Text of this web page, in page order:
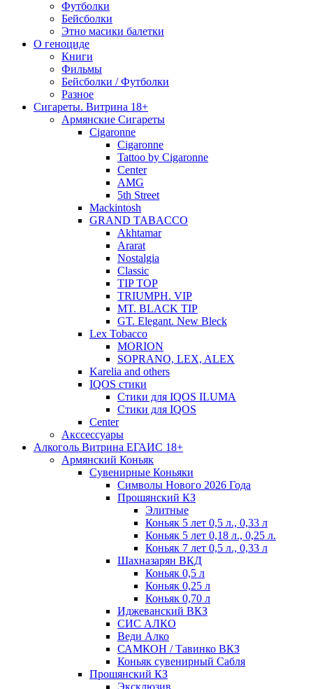
Футболки
Бейсболки
Этно масики балетки
О геноциде
Книги
Фильмы
Бейсболки / Футболки
Разное
Сигареты. Витрина 18+
Армянские Сигареты
Cigaronne
Cigaronne
Tattoo by Cigaronne
Center
AMG
5th Street
Mackintosh
GRAND TABACCO
Akhtamar
Ararat
Nostalgia
Classic
TIP TOP
TRIUMPH. VIP
MT. BLACK TIP
GT. Elegant. New Bleck
Lex Tobacco
MORION
SOPRANO, LEX, ALEX
Karelia and others
IQOS стики
Стики для IQOS ILUMA
Стики для IQOS
Сenter
Акссессуары
Алкоголь Витрина ЕГАИС 18+
Армянский Коньяк
Сувенирные Коньяки
Символы Нового 2026 Года
Прошянский КЗ
Элитные
Коньяк 5 лет 0,5 л., 0,33 л
Коньяк 5 лет 0,18 л., 0,25 л.
Коньяк 7 лет 0,5 л., 0,33 л
Шахназарян ВКД
Коньяк 0,5 л
Коньяк 0,25 л
Коньяк 0,70 л
Иджеванский ВКЗ
СИС АЛКО
Веди Алко
САМКОН / Тавинко ВКЗ
Коньяк сувенирный Сабля
Прошянский КЗ
Эксклюзив